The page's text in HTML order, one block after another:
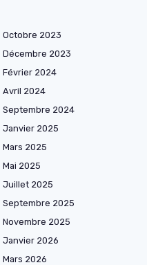
Octobre 2023
Décembre 2023
Février 2024
Avril 2024
Septembre 2024
Janvier 2025
Mars 2025
Mai 2025
Juillet 2025
Septembre 2025
Novembre 2025
Janvier 2026
Mars 2026